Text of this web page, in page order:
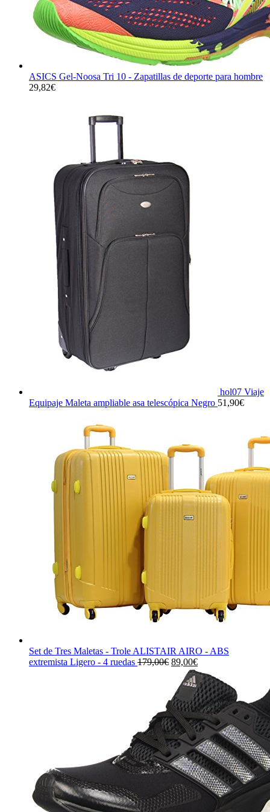
ASICS Gel-Noosa Tri 10 - Zapatillas de deporte para hombre
29,82€
hol07 Viaje
Equipaje Maleta ampliable asa telescópica Negro 51,90€
Set de Tres Maletas - Trole ALISTAIR AIRO - ABS
extremista Ligero - 4 ruedas 179,00€ El
precio
original
era:
179,00€.
89,00€El
precio
actual
es:
89,00€.